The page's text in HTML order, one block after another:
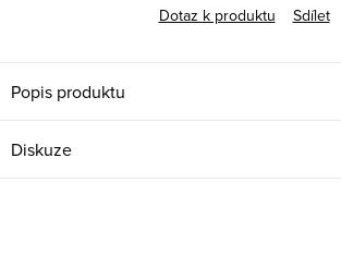
Dotaz k produktu
Sdílet
Popis produktu
Diskuze